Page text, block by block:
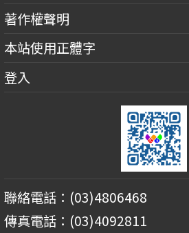
著作權聲明
本站使用正體字
登入
聯絡電話：(03)4806468
傳真電話：(03)4092811